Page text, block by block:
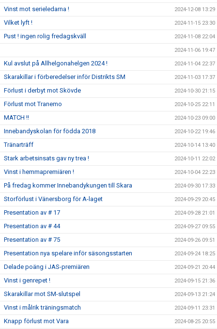
Vinst mot serieledarna ! 2024-12-08 13:29
Vilket lyft ! 2024-11-15 23:30
Pust ! ingen rolig fredagskväll 2024-11-08 22:04
2024-11-06 19:47
Kul avslut på Allhelgonahelgen 2024 ! 2024-11-04 22:37
Skarakillar i förberedelser inför Distrikts SM 2024-11-03 17:37
Förlust i derbyt mot Skövde 2024-10-30 21:15
Förlust mot Tranemo 2024-10-25 22:11
MATCH !! 2024-10-23 09:00
Innebandyskolan för födda 2018 2024-10-22 19:46
Tränarträff 2024-10-14 13:40
Stark arbetsinsats gav ny trea ! 2024-10-11 22:02
Vinst i hemmapremiären ! 2024-10-04 22:23
På fredag kommer Innebandykungen till Skara 2024-09-30 17:33
Storförlust i Vänersborg för A-laget 2024-09-29 20:45
Presentation av # 17 2024-09-28 21:01
Presentation av # 44 2024-09-27 09:55
Presentation av # 75 2024-09-26 09:51
Presentation nya spelare inför säsongsstarten 2024-09-24 18:25
Delade poäng i JAS-premiären 2024-09-21 20:44
Vinst i genrepet ! 2024-09-15 21:36
Skarakillar mot SM-slutspel 2024-09-13 21:24
Vinst i målrik träningsmatch 2024-09-11 23:31
Knapp förlust mot Vara 2024-08-25 20:55